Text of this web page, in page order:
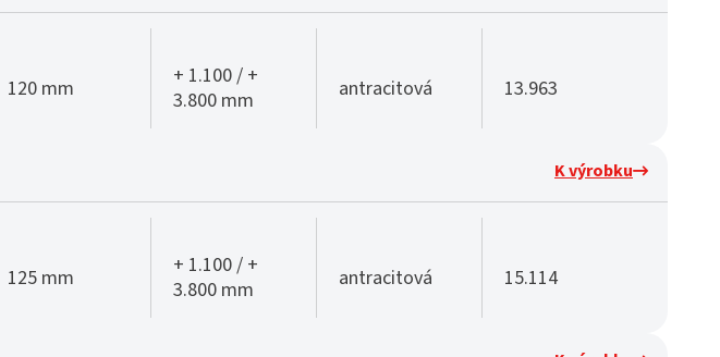
120 mm
+ 1.100 / +
3.800 mm
antracitová 13.963
K výrobku
125 mm
+ 1.100 / +
3.800 mm
antracitová 15.114